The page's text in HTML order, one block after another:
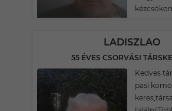
LADISZLAO
55 ÉVES CSORVÁSI
Kedves
pasi